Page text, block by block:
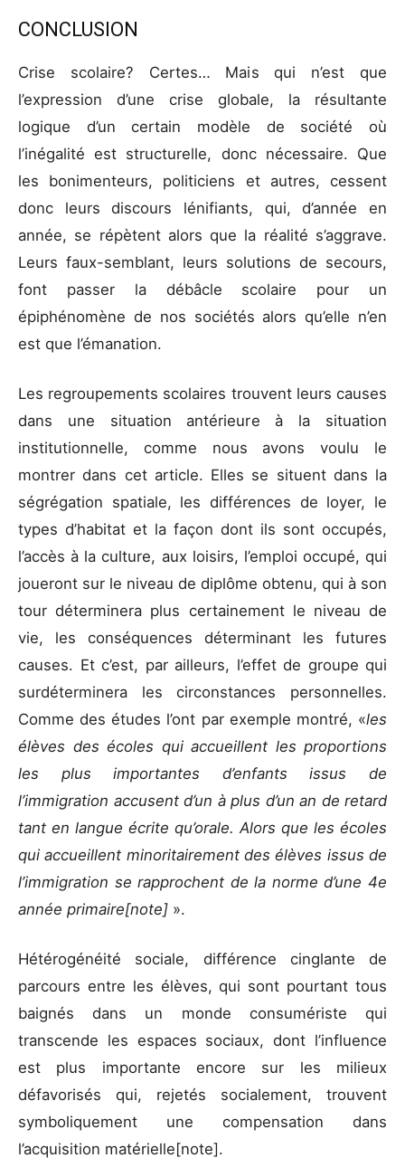
CONCLUSION
Crise scolaire? Certes… Mais qui n’est que
l’expression d’une crise globale, la résultante
logique d’un certain modèle de société où
l’inégalité est structurelle, donc nécessaire. Que
les bonimenteurs, politiciens et autres, cessent
donc leurs discours lénifiants, qui, d’année en
année, se répètent alors que la réalité s’aggrave.
Leurs faux-semblant, leurs solutions de secours,
font passer la débâcle scolaire pour un
épiphénomène de nos sociétés alors qu’elle n’en
est que l’émanation.
Les regroupements scolaires trouvent leurs causes
dans une situation antérieure à la situation
institutionnelle, comme nous avons voulu le
montrer dans cet article. Elles se situent dans la
ségrégation spatiale, les différences de loyer, le
types d’habitat et la façon dont ils sont occupés,
l’accès à la culture, aux loisirs, l’emploi occupé, qui
joueront sur le niveau de diplôme obtenu, qui à son
tour déterminera plus certainement le niveau de
vie, les conséquences déterminant les futures
causes. Et c’est, par ailleurs, l’effet de groupe qui
surdéterminera les circonstances personnelles.
Comme des études l’ont par exemple montré, «les
élèves des écoles qui accueillent les proportions
les plus importantes d’enfants issus de
l’immigration accusent d’un à plus d’un an de retard
tant en langue écrite qu’orale. Alors que les écoles
qui accueillent minoritairement des élèves issus de
l’immigration se rapprochent de la norme d’une 4e
année primaire[note] ».
Hétérogénéité sociale, différence cinglante de
parcours entre les élèves, qui sont pourtant tous
baignés dans un monde consumériste qui
transcende les espaces sociaux, dont l’influence
est plus importante encore sur les milieux
défavorisés qui, rejetés socialement, trouvent
symboliquement une compensation dans
l’acquisition matérielle[note].